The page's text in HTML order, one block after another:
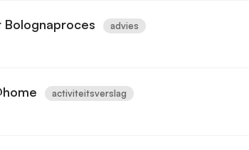
advies
activiteitsverslag